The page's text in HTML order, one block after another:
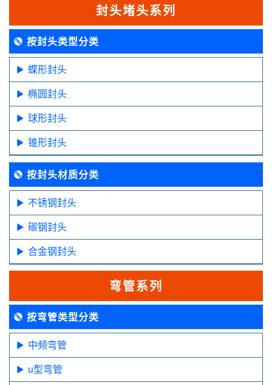
封头堵头系列
按封头类型分类
蝶形封头
椭圆封头
球形封头
锥形封头
按封头材质分类
不锈钢封头
碳钢封头
合金钢封头
弯管系列
按弯管类型分类
中频弯管
u型弯管